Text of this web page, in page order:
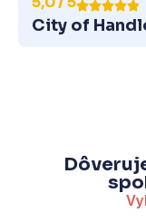
City of